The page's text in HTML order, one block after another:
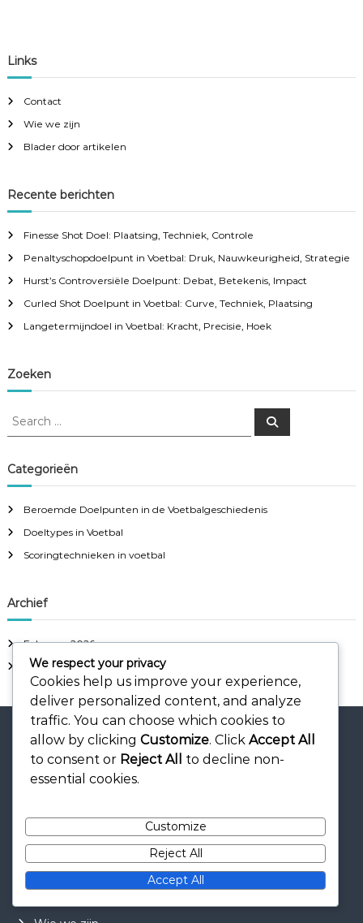
Links
Contact
Wie we zijn
Blader door artikelen
Recente berichten
Finesse Shot Doel: Plaatsing, Techniek, Controle
Penaltyschopdoelpunt in Voetbal: Druk, Nauwkeurigheid, Strategie
Hurst’s Controversiële Doelpunt: Debat, Betekenis, Impact
Curled Shot Doelpunt in Voetbal: Curve, Techniek, Plaatsing
Langetermijndoel in Voetbal: Kracht, Precisie, Hoek
Zoeken
S
r
c
f
o
r
S
Categorieën
Beroemde Doelpunten in de Voetbalgeschiedenis
Doeltypes in Voetbal
Scoringtechnieken in voetbal
Archief
February 2026
January 2026
Juridisch
Contact
Jouw privacy
Cookies en tracking
We respect your privacy
Cookies help us improve your experience,
deliver personalized content, and analyze
traffic. You can choose which cookies to
allow by clicking Customize. Click Accept All
to consent or Reject All
to decline non-
essential cookies.
Customize
Reject All
Accept All